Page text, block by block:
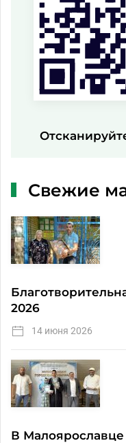
Свежие
2026
14 июня 2026
В